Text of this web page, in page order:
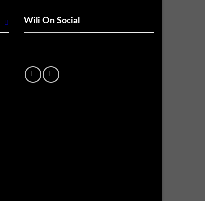
Wili On Social